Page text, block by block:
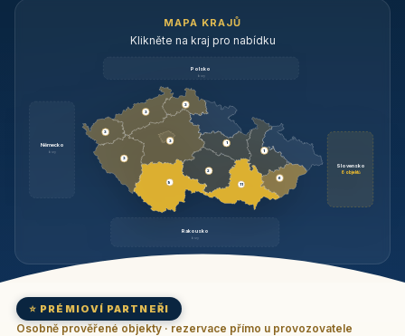
MAPA KRAJŮ
Klikněte na kraj pro nabídku
Polsko
brzy
Německo
brzy
Slovensko
6 objektů
Rakousko
brzy
3
9
3
3
3
3
1
2
11
1
6
⭐ PRÉMIOVÍ PARTNEŘI
Osobně prověřené objekty · rezervace přímo u provozovatele